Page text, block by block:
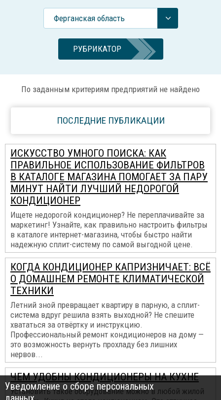
Ферганская область
РУБРИКАТОР
По заданным критериям предприятий не найдено
ПОСЛЕДНИЕ ПУБЛИКАЦИИ
ИСКУССТВО УМНОГО ПОИСКА: КАК
ПРАВИЛЬНОЕ ИСПОЛЬЗОВАНИЕ ФИЛЬТРОВ
В КАТАЛОГЕ МАГАЗИНА ПОМОГАЕТ ЗА ПАРУ
МИНУТ НАЙТИ ЛУЧШИЙ НЕДОРОГОЙ
КОНДИЦИОНЕР
Ищете недорогой кондиционер? Не переплачивайте за
маркетинг! Узнайте, как правильно настроить фильтры
в каталоге интернет-магазина, чтобы быстро найти
надежную сплит-систему по самой выгодной цене.
КОГДА КОНДИЦИОНЕР КАПРИЗНИЧАЕТ: ВСЁ
О ДОМАШНЕМ РЕМОНТЕ КЛИМАТИЧЕСКОЙ
ТЕХНИКИ
Летний зной превращает квартиру в парную, а сплит-
система вдруг решила взять выходной? Не спешите
хвататься за отвёртку и инструкцию.
Профессиональный ремонт кондиционеров на дому —
это возможность вернуть прохладу без лишних
нервов...
ЧЕМ УДОБНЫ КОНДИЦИОНЕРЫ НА КУХНЕ
Установить такое оборудование можно в любой жилой
Уведомление о сборе персональных